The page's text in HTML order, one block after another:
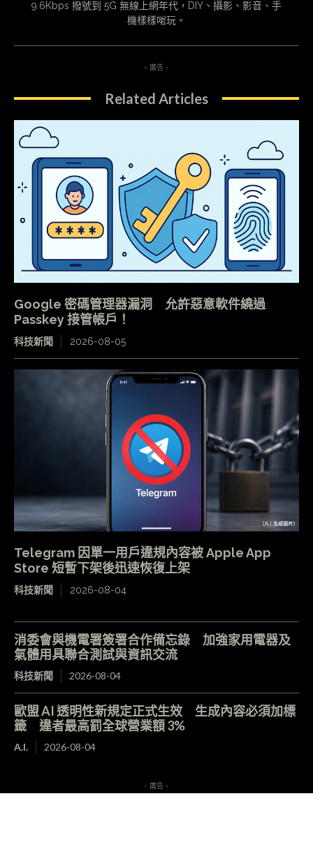
9.6Kbps 撥號到 5G 無線上網年代，DIY、攝影、影音、手
機樣樣啱玩。
- 廣告 -
Related Articles
Google 密碼管理器漏洞 允許惡意軟件繞過
Passkey 接管帳戶！
科技新聞 2026-08-05
Telegram 因單一用戶違規內容被 Apple App
Store 短暫下架後迅速恢復上架
科技新聞 2026-08-04
消委會與機電署簽署合作備忘錄 加強家用電器及
氣體用具聯合測試與資訊交流
科技新聞 2026-08-04
歐盟 AI 透明性新規定正式生效 生成內容必須加標
籤 違者最高罰全球營業額 3%
A.I. 2026-08-04
- 廣告 -